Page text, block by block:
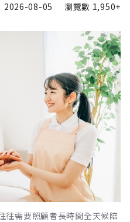
2026-08-05 瀏覽數 1,950+
往需要照顧者長時間全天候陪